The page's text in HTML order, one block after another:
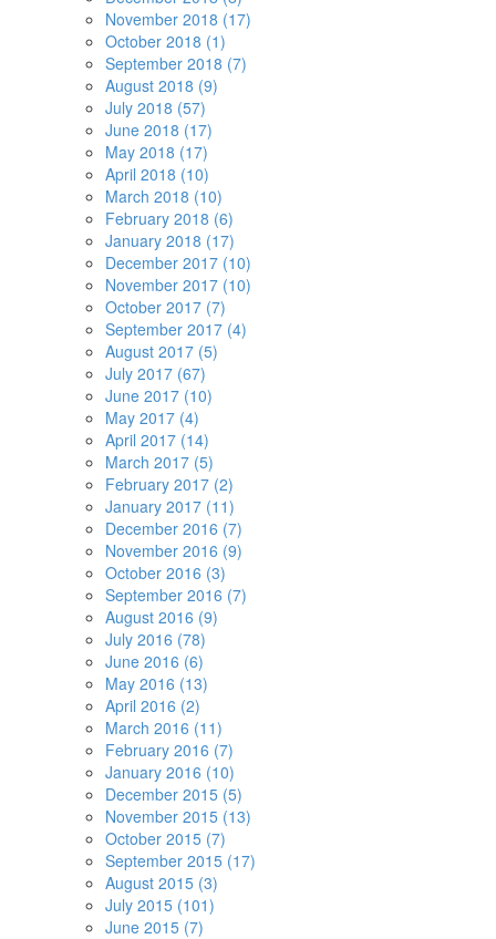
November 2018 (17)
October 2018 (1)
September 2018 (7)
August 2018 (9)
July 2018 (57)
June 2018 (17)
May 2018 (17)
April 2018 (10)
March 2018 (10)
February 2018 (6)
January 2018 (17)
December 2017 (10)
November 2017 (10)
October 2017 (7)
September 2017 (4)
August 2017 (5)
July 2017 (67)
June 2017 (10)
May 2017 (4)
April 2017 (14)
March 2017 (5)
February 2017 (2)
January 2017 (11)
December 2016 (7)
November 2016 (9)
October 2016 (3)
September 2016 (7)
August 2016 (9)
July 2016 (78)
June 2016 (6)
May 2016 (13)
April 2016 (2)
March 2016 (11)
February 2016 (7)
January 2016 (10)
December 2015 (5)
November 2015 (13)
October 2015 (7)
September 2015 (17)
August 2015 (3)
July 2015 (101)
June 2015 (7)